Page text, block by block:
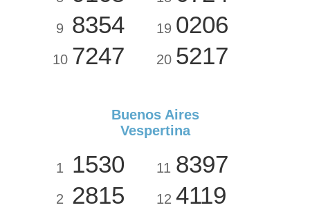
9 8354
10 7247
19 0206
20 5217
Buenos Aires
Vespertina
1 1530
2 2815
11 8397
12 4119